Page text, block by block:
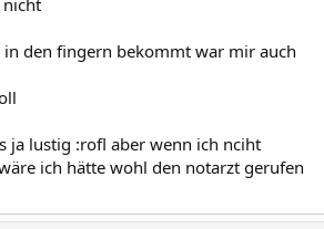
in den fingern bekommt war mir auch
ja lustig :rofl aber wenn ich nciht
ich hätte wohl den notarzt gerufen